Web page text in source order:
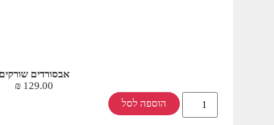
אבסורדים שורקים
129.00
₪
הוספה לסל